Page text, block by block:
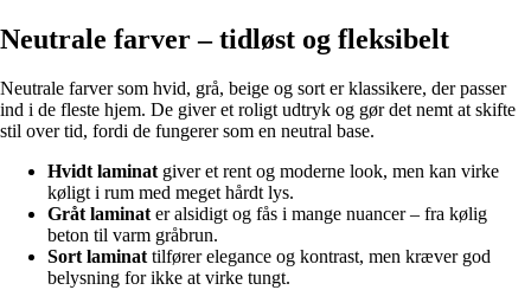
Neutrale farver – tidløst og fleksibelt
Neutrale farver som hvid, grå, beige og sort er klassikere, der passer
ind i de fleste hjem. De giver et roligt udtryk og gør det nemt at skifte
stil over tid, fordi de fungerer som en neutral base.
Hvidt laminatgiver et rent og moderne look, men kan virke
køligt i rum med meget hårdt lys.
Gråt laminater alsidigt og fås i mange nuancer – fra kølig
beton til varm gråbrun.
Sort laminattilfører elegance og kontrast, men kræver god
belysning for ikke at virke tungt.